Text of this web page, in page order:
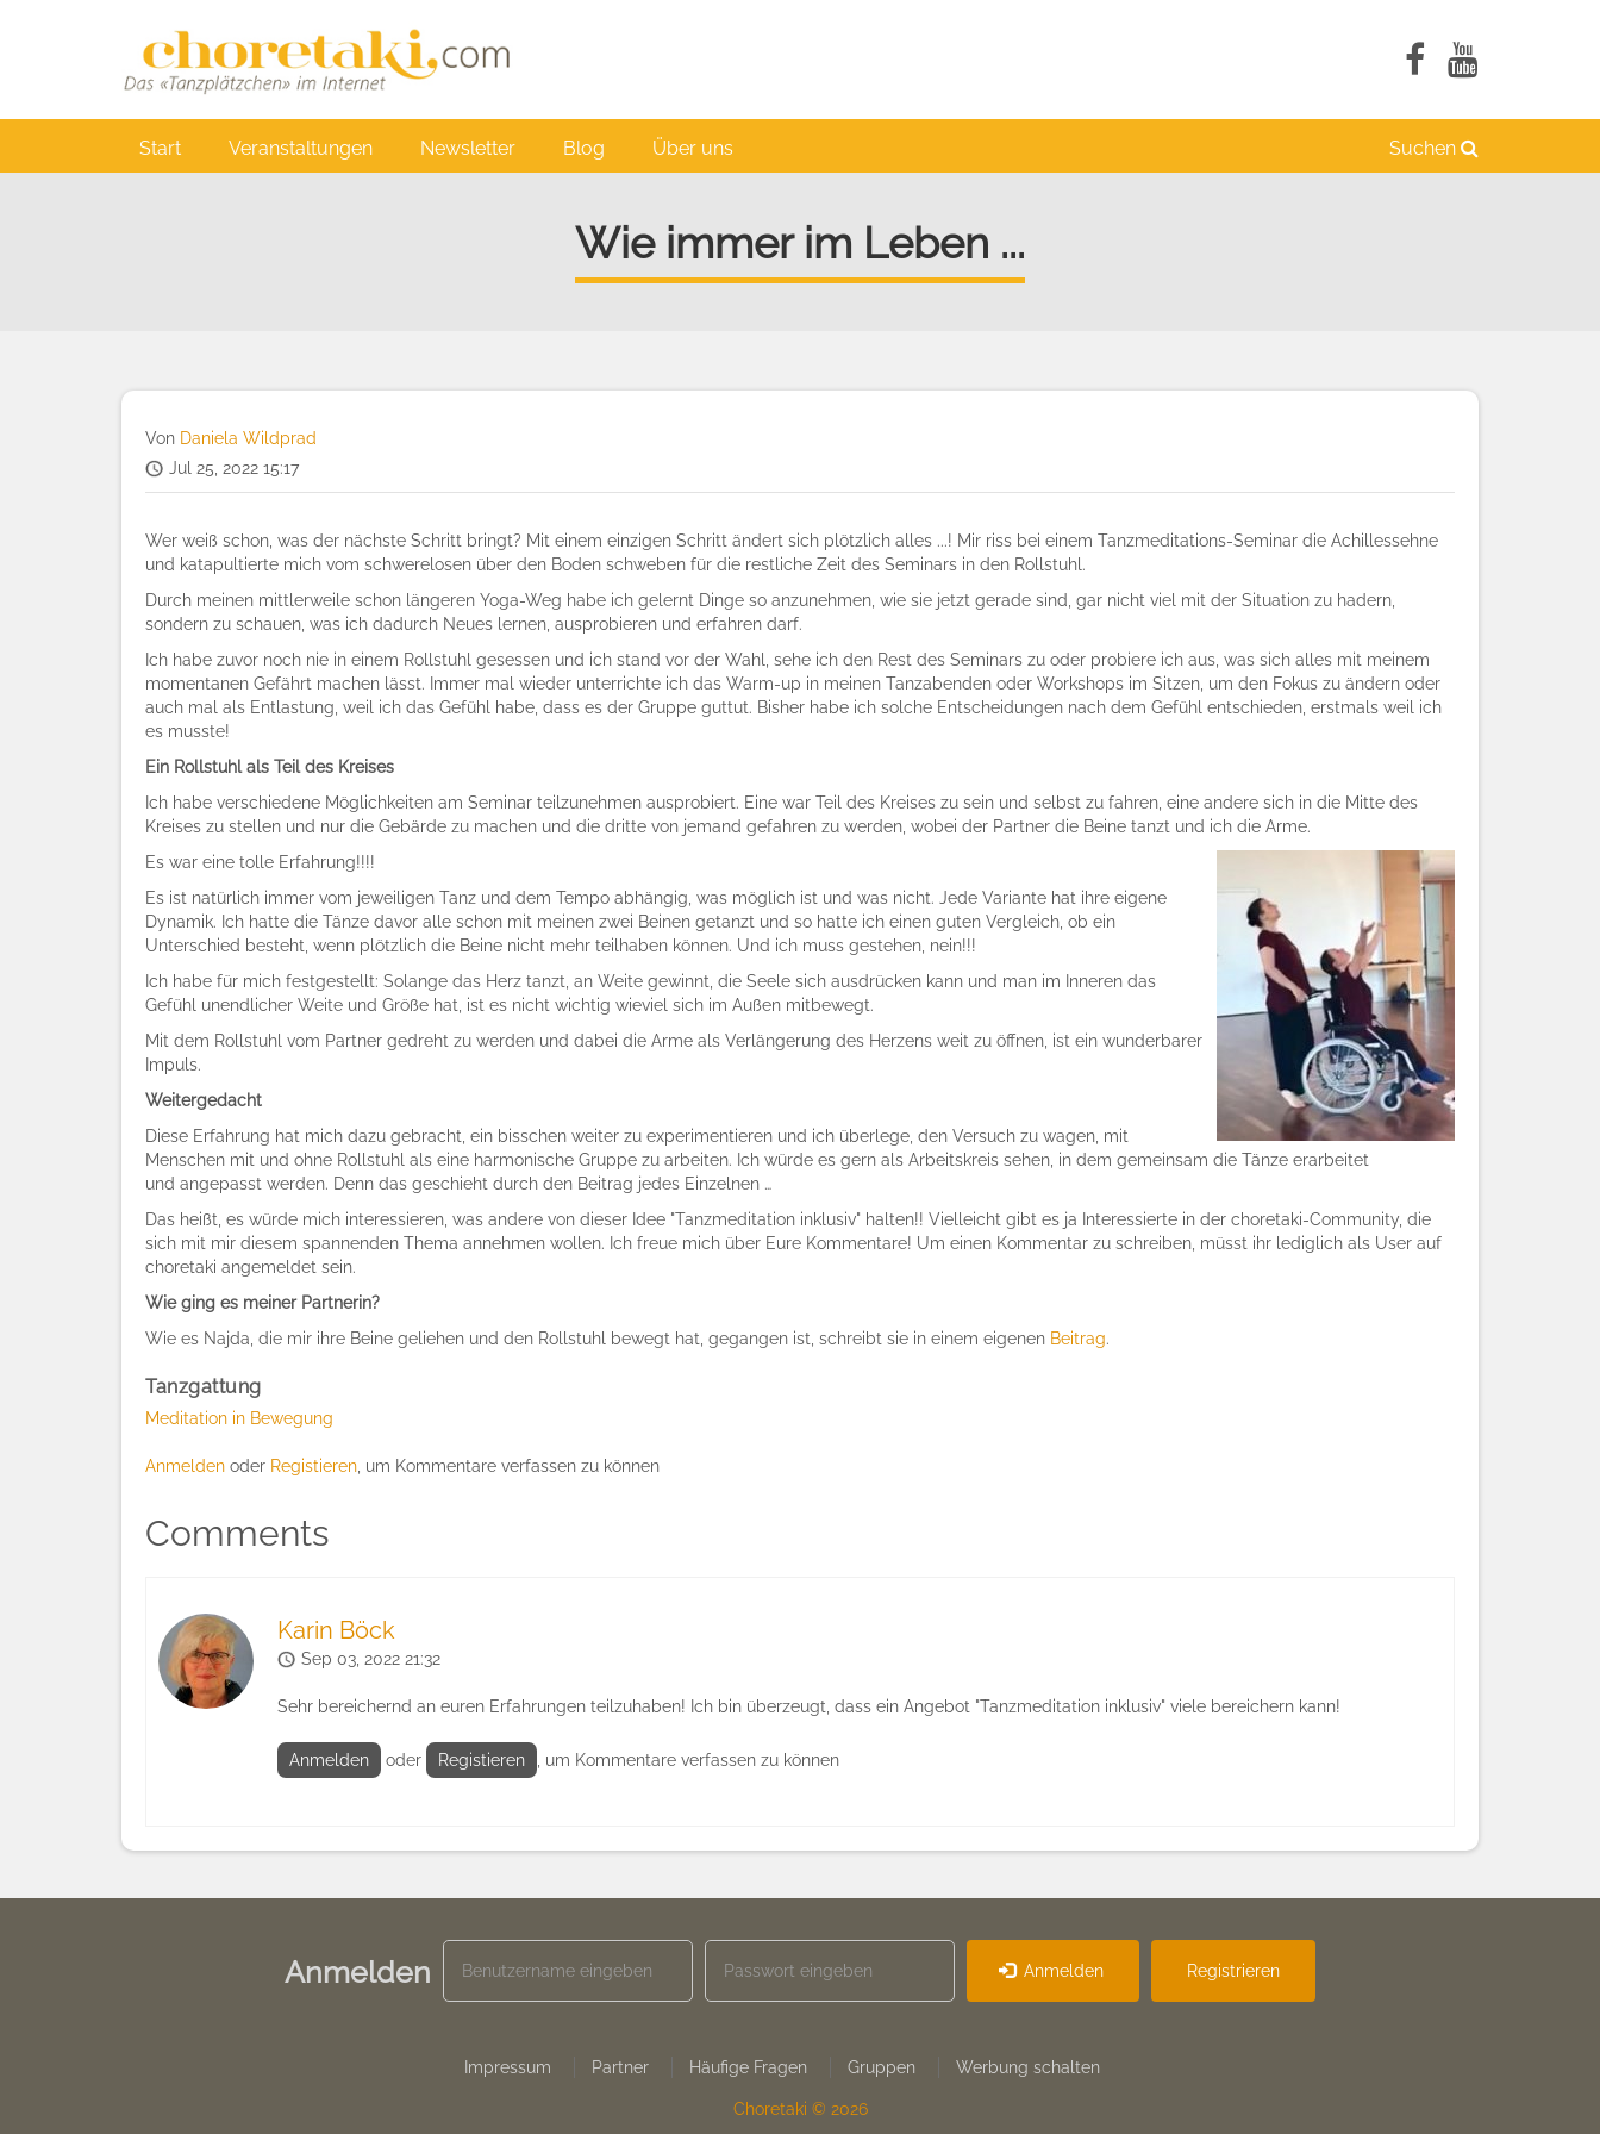
Main
navigation
Start Veranstaltungen Newsletter Blog Über uns Suchen
Wie immer im Leben ...
Von Daniela Wildprad
Jul 25, 2022 15:17
Wer weiß schon, was der nächste Schritt bringt? Mit einem einzigen Schritt ändert sich plötzlich alles ...! Mir riss bei einem Tanzmeditations-Seminar die Achillessehne
und katapultierte mich vom schwerelosen über den Boden schweben für die restliche Zeit des Seminars in den Rollstuhl.
Durch meinen mittlerweile schon längeren Yoga-Weg habe ich gelernt Dinge so anzunehmen, wie sie jetzt gerade sind, gar nicht viel mit der Situation zu hadern,
sondern zu schauen, was ich dadurch Neues lernen, ausprobieren und erfahren darf.
Ich habe zuvor noch nie in einem Rollstuhl gesessen und ich stand vor der Wahl, sehe ich den Rest des Seminars zu oder probiere ich aus, was sich alles mit meinem
momentanen Gefährt machen lässt. Immer mal wieder unterrichte ich das Warm-up in meinen Tanzabenden oder Workshops im Sitzen, um den Fokus zu ändern oder
auch mal als Entlastung, weil ich das Gefühl habe, dass es der Gruppe guttut. Bisher habe ich solche Entscheidungen nach dem Gefühl entschieden, erstmals weil ich
es musste!
Ein Rollstuhl als Teil des Kreises
Ich habe verschiedene Möglichkeiten am Seminar teilzunehmen ausprobiert. Eine war Teil des Kreises zu sein und selbst zu fahren, eine andere sich in die Mitte des
Kreises zu stellen und nur die Gebärde zu machen und die dritte von jemand gefahren zu werden, wobei der Partner die Beine tanzt und ich die Arme.
Es war eine tolle Erfahrung!!!!
Es ist natürlich immer vom jeweiligen Tanz und dem Tempo abhängig, was möglich ist und was nicht. Jede Variante hat ihre eigene
Dynamik. Ich hatte die Tänze davor alle schon mit meinen zwei Beinen getanzt und so hatte ich einen guten Vergleich, ob ein
Unterschied besteht, wenn plötzlich die Beine nicht mehr teilhaben können. Und ich muss gestehen, nein!!!
Ich habe für mich festgestellt: Solange das Herz tanzt, an Weite gewinnt, die Seele sich ausdrücken kann und man im Inneren das
Gefühl unendlicher Weite und Größe hat, ist es nicht wichtig wieviel sich im Außen mitbewegt.
Mit dem Rollstuhl vom Partner gedreht zu werden und dabei die Arme als Verlängerung des Herzens weit zu öffnen, ist ein wunderbarer
Impuls.
Weitergedacht
Diese Erfahrung hat mich dazu gebracht, ein bisschen weiter zu experimentieren und ich überlege, den Versuch zu wagen, mit
Menschen mit und ohne Rollstuhl als eine harmonische Gruppe zu arbeiten. Ich würde es gern als Arbeitskreis sehen, in dem gemeinsam die Tänze erarbeitet
und angepasst werden. Denn das geschieht durch den Beitrag jedes Einzelnen …
Das heißt, es würde mich interessieren, was andere von dieser Idee "Tanzmeditation inklusiv" halten!! Vielleicht gibt es ja Interessierte in der choretaki-Community, die
sich mit mir diesem spannenden Thema annehmen wollen. Ich freue mich über Eure Kommentare! Um einen Kommentar zu schreiben, müsst ihr lediglich als User auf
choretaki angemeldet sein.
Wie ging es meiner Partnerin?
Wie es Najda, die mir ihre Beine geliehen und den Rollstuhl bewegt hat, gegangen ist, schreibt sie in einem eigenen Beitrag.
Tanzgattung
Meditation in Bewegung
Anmelden oder Registieren, um Kommentare verfassen zu können
Comments
Karin Böck
Sep 03, 2022 21:32
Sehr bereichernd an euren Erfahrungen teilzuhaben! Ich bin überzeugt, dass ein Angebot "Tanzmeditation inklusiv" viele bereichern kann!
Anmelden oder Registieren , um Kommentare verfassen zu können
Anmelden Anmelden Registrieren
Impressum Partner Häufige Fragen Gruppen Werbung schalten
Choretaki © 2026